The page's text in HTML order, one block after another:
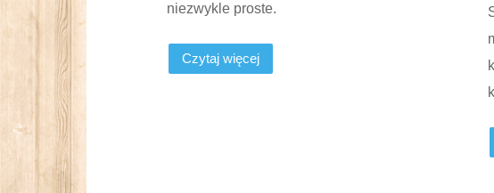
niezwykle proste.
Czytaj więcej